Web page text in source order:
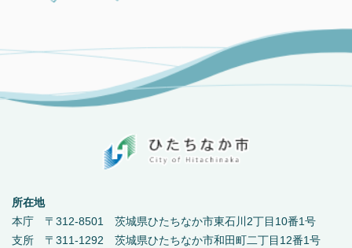
所在地
本庁 〒312-8501 茨城県ひたちなか市東石川2丁目10番1号
支所 〒311-1292 茨城県ひたちなか市和田町二丁目12番1号